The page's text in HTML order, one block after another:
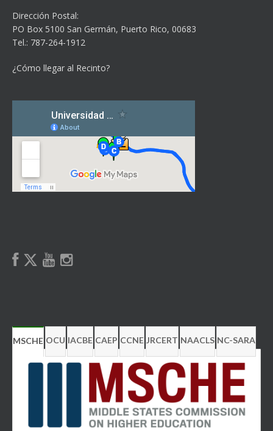
Dirección Postal:
PO Box 5100 San Germán, Puerto Rico, 00683
Tel.: 787-264-1912
¿Cómo llegar al Recinto?
MSCHE OCU IACBE CAEP CCNE JRCERT NAACLS NC-SARA